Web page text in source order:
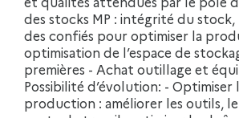
des stocks MP : intégrité du
des confiés pour optimiser la
optimisation de l’espace de
premières - Achat outillage et
Possibilité d’évolution: - Optimiser
production : améliorer les outils,